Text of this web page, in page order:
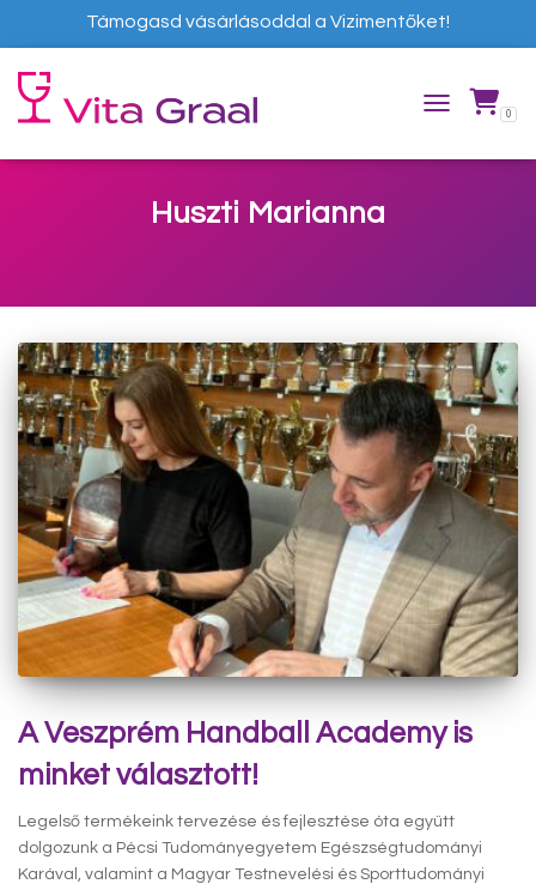
Támogasd vásárlásoddal a Vizimentőket!
TOGGLE 0
Huszti Marianna
A Veszprém Handball Academy is
minket választott!
Legelső termékeink tervezése és fejlesztése óta együtt
dolgozunk a Pécsi Tudományegyetem Egészségtudományi
Karával, valamint a Magyar Testnevelési és Sporttudományi